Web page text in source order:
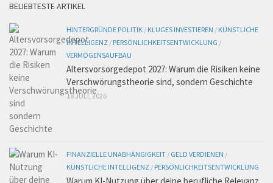
BELIEBTESTE ARTIKEL
HINTERGRÜNDE POLITIK / KLUGES INVESTIEREN / KÜNSTLICHE
INTELLIGENZ / PERSÖNLICHKEITSENTWICKLUNG /
VERMÖGENSAUFBAU
Altersvorsorgedepot 2027: Warum die Risiken keine
Verschwörungstheorie sind, sondern Geschichte
18 JULI, 2026
FINANZIELLE UNABHÄNGIGKEIT / GELD VERDIENEN /
KÜNSTLICHE INTELLIGENZ / PERSÖNLICHKEITSENTWICKLUNG